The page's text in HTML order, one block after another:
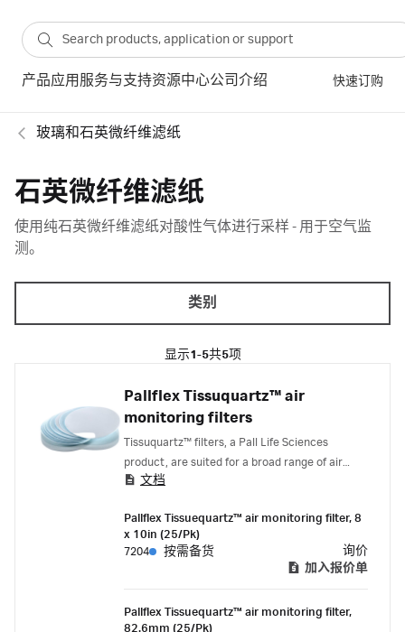
产品应用 服务与支持资源中心公司介绍 快速订购
玻璃和石英微纤维滤纸
石英微纤维滤纸
使用纯石英微纤维滤纸对酸性气体进行采样 - 用于空气监
测。
类别
显示1-5共5项
Pallflex Tissuquartz™ air
monitoring filters
Tissuquartz™ filters, a Pall Life Sciences
product, are suited for a broad range of air
monitoring applications
文档
Pallflex Tissuequartz™ air monitoring filter, 8
x 10in (25/Pk)
7204
按需备货
询价
加入报价单
Pallflex Tissuequartz™ air monitoring filter,
82.6mm (25/Pk)